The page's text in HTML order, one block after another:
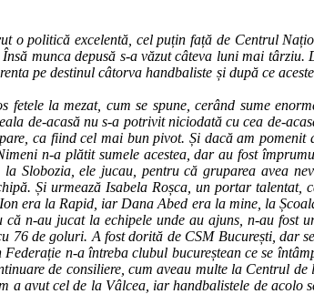
politică excelentă, cel puțin față de Centrul
munca depusă s-a văzut câteva luni mai târziu.
pe destinul câtorva handbaliste și după ce
la mezat, cum se spune, cerând sume
de-acasă nu s-a potrivit niciodată cu cea de-
ca fiind cel mai bun pivot. Și dacă am pomenit
n-a plătit sumele acestea, dar au fost
Slobozia, ele jucau, pentru că gruparea avea
Și urmează Isabela Roșca, un portar talentat,
era la Rapid, iar Dana Abed era la mine, la
n-au jucat la echipele unde au ajuns, n-au fost
de goluri. A fost dorită de CSM București, dar
n-a întreba clubul bucureștean ce se
de consiliere, cum aveau multe la Centrul
a avut cel de la Vâlcea, iarhandbalistele de acolo